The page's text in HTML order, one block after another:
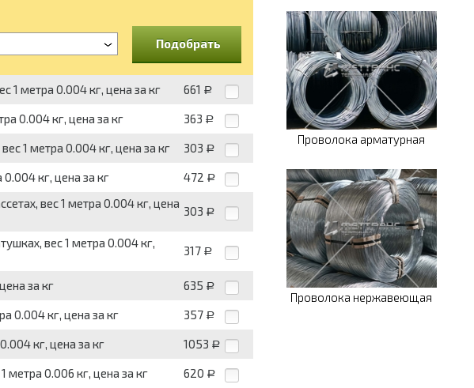
Подобрать
1 метра 0.004 кг, цена за кг 661 Р
0.004 кг, цена за кг 363 Р
1 метра 0.004 кг, цена за кг 303 Р
кг, цена за кг 472 Р
вес 1 метра 0.004 кг, цена
303 Р
вес 1 метра 0.004 кг,
317 Р
за кг 635 Р
0.004 кг, цена за кг 357 Р
кг, цена за кг 1053 Р
метра 0.006 кг, цена за кг 620 Р
Проволока арматурная
Проволока нержавеющая